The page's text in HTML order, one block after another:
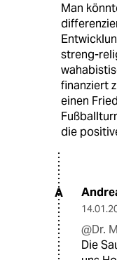
Man
streng-
finanziert
einen
die
A
@Dr.
Die